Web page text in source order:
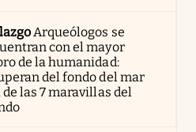
Arqueólogos se
con el mayor
de la humanidad:
del fondo del mar
de las 7 maravillas del